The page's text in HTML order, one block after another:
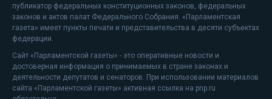
публикатор федеральных конституционных законов, федеральных
законов и актов палат Федерального Собрания. «Парламентская
газета» имеет пункты печати и представительства в десяти субъектах
федерации.
Сайт «Парламентской газеты» - это оперативные новости и
достоверная информация о принимаемых в стране законах и
деятельности депутатов и сенаторов. При использовании материалов
сайта «Парламентской газеты» активная ссылка на pnp.ru